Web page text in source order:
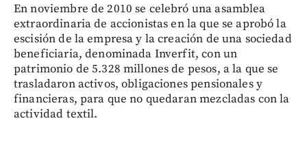
En noviembre de 2010 se celebró una asamblea
extraordinaria de accionistas en la que se aprobó la
escisión de la empresa y la creación de una sociedad
beneficiaria, denominada Inverfit, con un
patrimonio de 5.328 millones de pesos, a la que se
trasladaron activos, obligaciones pensionales y
financieras, para que no quedaran mezcladas con la
actividad textil.